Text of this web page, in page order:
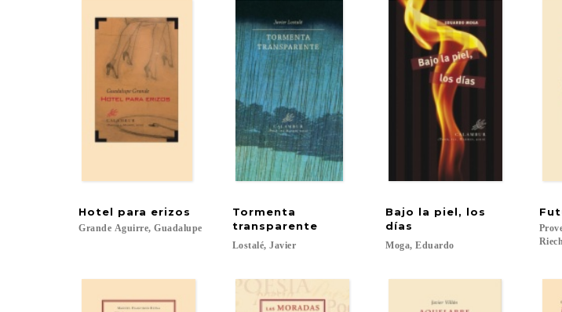
Hotel para erizos
Grande Aguirre, Guadalupe
Tormenta
transparente
Lostalé, Javier
Bajo la piel, los
días
Moga, Eduardo